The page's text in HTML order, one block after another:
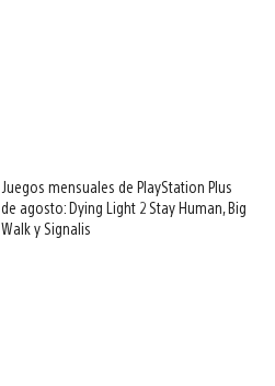
Juegos mensuales de PlayStation Plus
de agosto: Dying Light 2 Stay Human, Big
Walk y Signalis